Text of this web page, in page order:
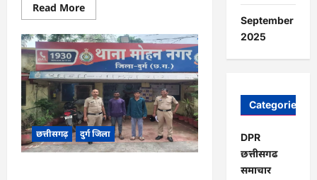
Read MoreRead
more
CG
:
सांप
के
काटने
पर
गले
में
लपेटकर
कई
KM
बाइक
चलाकर
छत्तीसगढ़ दुर्ग जिला
September
2025
Categories
DPR
छत्तीसगढ
समाचार